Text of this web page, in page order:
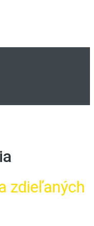
zdieľaných